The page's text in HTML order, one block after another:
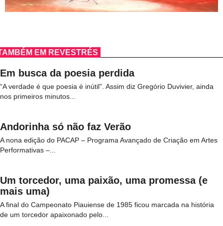
EM REVESTRÉS
Em busca da poesia perdida
“A verdade é que poesia é inútil”. Assim diz Gregório Duvivier, ainda
nos primeiros minutos...
Andorinha só não faz Verão
A nona edição do PACAP – Programa Avançado de Criação em Artes
Performativas –...
Um torcedor, uma paixão, uma promessa (e
mais uma)
A final do Campeonato Piauiense de 1985 ficou marcada na história
de um torcedor apaixonado pelo...